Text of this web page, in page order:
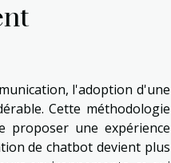
l'adoption d'une
Cette méthodologie
proposer une expérience
de chatbot devient plus